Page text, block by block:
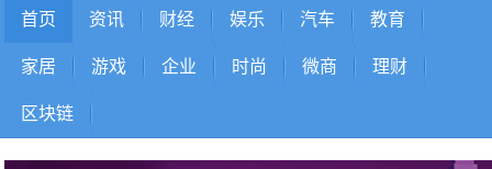
首页 资讯 财经 娱乐 汽车 教育
家居 游戏 企业 时尚 微商 理财
区块链